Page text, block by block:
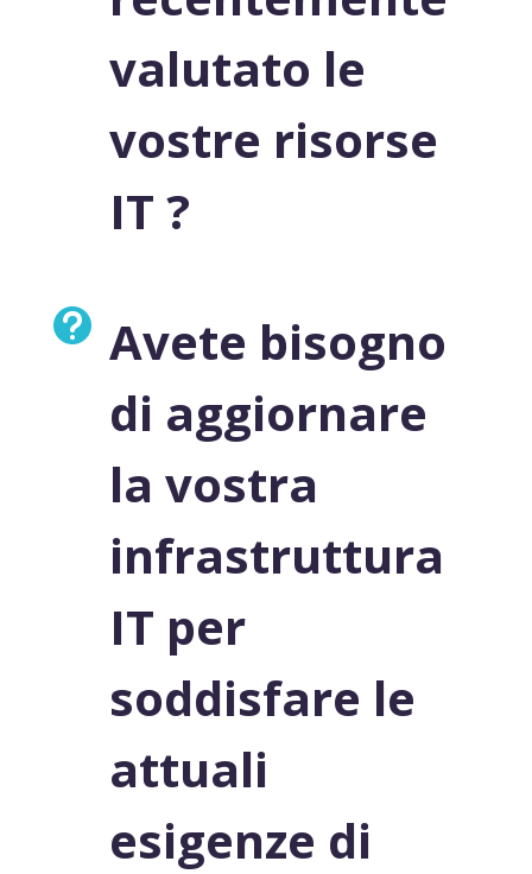
valutato le
vostre risorse
IT ?
 Avete bisogno
di aggiornare
la vostra
infrastruttura
IT per
soddisfare le
attuali
esigenze di